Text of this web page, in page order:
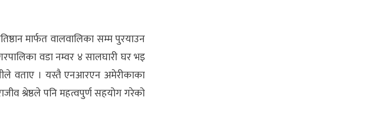
मार्फत वालवालिका सम्म पुरयाउन
वडा नम्वर ४ सालघारी घर भइ
वताए । यस्तै एनआरएन अमेरीकाका
श्रेष्ठले पनि महत्वपुर्ण सहयोग गरेको